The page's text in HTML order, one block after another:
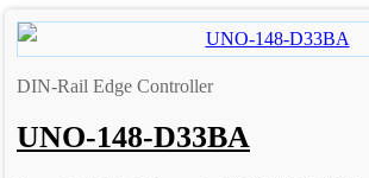
DIN-Rail Edge Controller
UNO-148-D33BA